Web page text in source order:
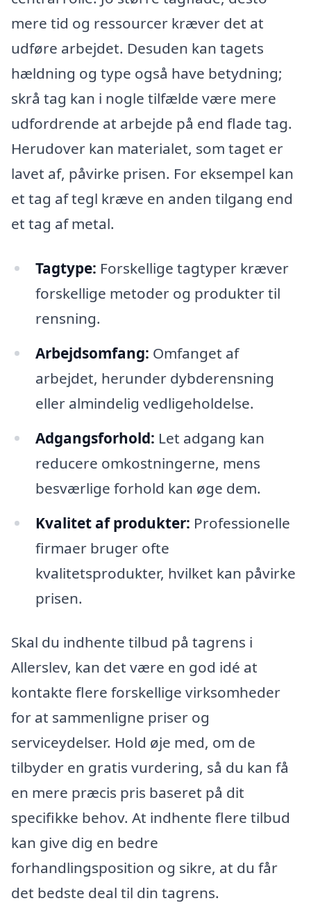
mere tid og ressourcer kræver det at
udføre arbejdet. Desuden kan tagets
hældning og type også have betydning;
skrå tag kan i nogle tilfælde være mere
udfordrende at arbejde på end flade tag.
Herudover kan materialet, som taget er
lavet af, påvirke prisen. For eksempel kan
et tag af tegl kræve en anden tilgang end
et tag af metal.
Tagtype: Forskellige tagtyper kræver
forskellige metoder og produkter til
rensning.
Arbejdsomfang: Omfanget af
arbejdet, herunder dybderensning
eller almindelig vedligeholdelse.
Adgangsforhold: Let adgang kan
reducere omkostningerne, mens
besværlige forhold kan øge dem.
Kvalitet af produkter: Professionelle
firmaer bruger ofte
kvalitetsprodukter, hvilket kan påvirke
prisen.
Skal du indhente tilbud på tagrens i
Allerslev, kan det være en god idé at
kontakte flere forskellige virksomheder
for at sammenligne priser og
serviceydelser. Hold øje med, om de
tilbyder en gratis vurdering, så du kan få
en mere præcis pris baseret på dit
specifikke behov. At indhente flere tilbud
kan give dig en bedre
forhandlingsposition og sikre, at du får
det bedste deal til din tagrens.